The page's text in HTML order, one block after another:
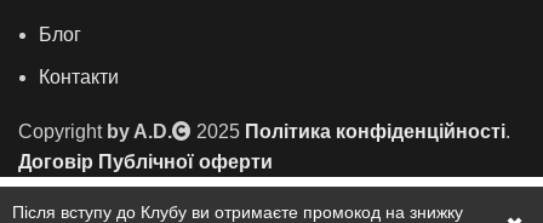
Блог
Контакти
Copyright by A.D. 2025 Політика конфіденційності.
Договір Публічної оферти
Після вступу до Клубу ви отримаєте промокод на знижку